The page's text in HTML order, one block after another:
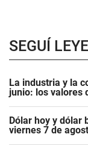
SEGUÍ
La industria y la
junio: los valores
Dólar hoy y dólar
viernes 7 de